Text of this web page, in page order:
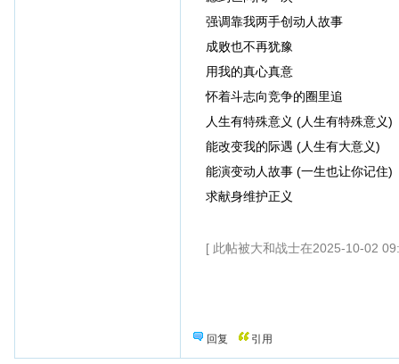
强调靠我两手创动人故事
成败也不再犹豫
用我的真心真意
怀着斗志向竞争的圈里追
人生有特殊意义 (人生有特殊意义)
能改变我的际遇 (人生有大意义)
能演变动人故事 (一生也让你记住)
求献身维护正义
[ 此帖被大和战士在2025-10-02
回复 引用